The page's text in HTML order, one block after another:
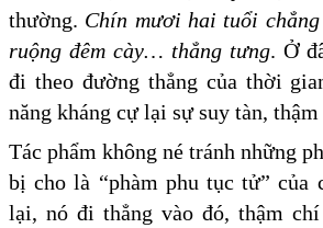
thường. Chín mươi hai tuổi chẳng
ruộng đêm cày… thẳng tưng. Ở
đi theo đường thẳng của thời
năng kháng cự lại sự suy tàn,
Tác phẩm không né tránh những
bị cho là “phàm phu tục tử” của
lại, nó đi thẳng vào đó, thậm